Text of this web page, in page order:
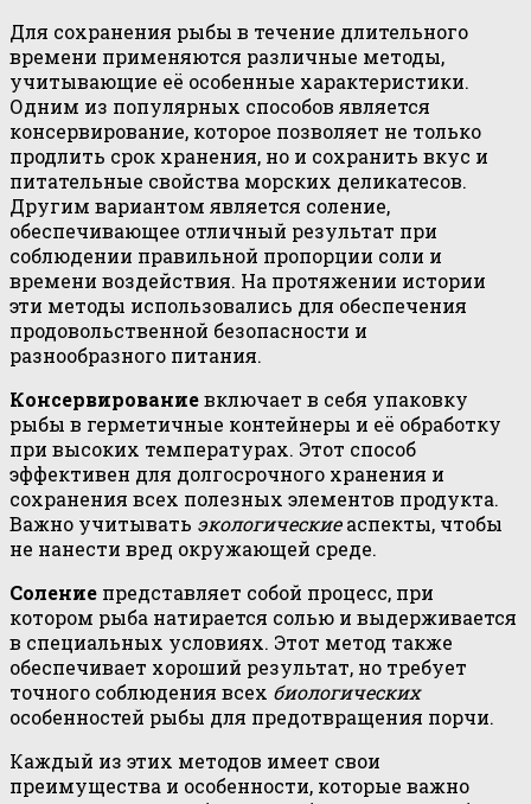
Для сохранения рыбы в течение длительного
времени применяются различные методы,
учитывающие её особенные характеристики.
Одним из популярных способов является
консервирование, которое позволяет не только
продлить срок хранения, но и сохранить вкус и
питательные свойства морских деликатесов.
Другим вариантом является соление,
обеспечивающее отличный результат при
соблюдении правильной пропорции соли и
времени воздействия. На протяжении истории
эти методы использовались для обеспечения
продовольственной безопасности и
разнообразного питания.
Консервированиевключает в себя упаковку
рыбы в герметичные контейнеры и её обработку
при высоких температурах. Этот способ
эффективен для долгосрочного хранения и
сохранения всех полезных элементов продукта.
Важно учитывать экологическиеаспекты, чтобы
не нанести вред окружающей среде.
Соление представляет собой процесс, при
котором рыба натирается солью и выдерживается
в специальных условиях. Этот метод также
обеспечивает хороший результат, но требует
точного соблюдения всех биологических
особенностей рыбы для предотвращения порчи.
Каждый из этих методов имеет свои
преимущества и особенности, которые важно